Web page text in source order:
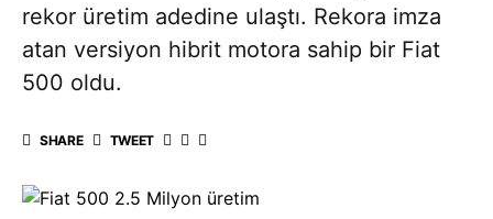
rekor üretim adedine ulaştı. Rekora imza
atan versiyon hibrit motora sahip bir Fiat
500 oldu.
SHARE TWEET